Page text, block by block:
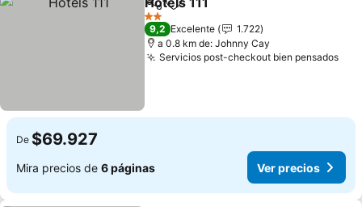
CompartirAgregar a favoritos
2 Estrellas
9,2 Excelente
1.722
a 0.8 km de: Johnny Cay
Servicios post-checkout bien pensados
De $69.927
Mira precios de 6 páginas Ver precios